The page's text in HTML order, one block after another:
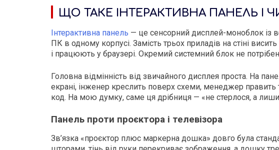
ЩО ТАКЕ ІНТЕРАКТИВНА ПАНЕЛЬ І
Інтерактивна панель — це сенсорний дисплей-моноблок із
ПК в одному корпусі. Замість трьох приладів на стіні
і працюють у браузері. Окремий системний блок не
Головна відмінність від звичайного дисплея проста. На
екрані, інженер креслить поверх схеми, менеджер
код. На мою думку, саме ця дрібниця — «не стерлося, а
Панель проти проєктора і телевізора
Зв’язка «проєктор плюс маркерна дошка» довго була